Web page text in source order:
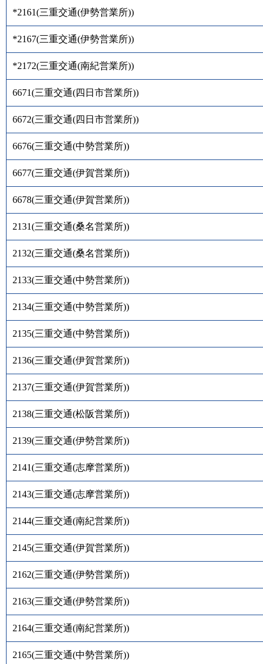
*2161(三重交通(伊勢営業所))
*2167(三重交通(伊勢営業所))
*2172(三重交通(南紀営業所))
6671(三重交通(四日市営業所))
6672(三重交通(四日市営業所))
6676(三重交通(中勢営業所))
6677(三重交通(伊賀営業所))
6678(三重交通(伊賀営業所))
2131(三重交通(桑名営業所))
2132(三重交通(桑名営業所))
2133(三重交通(中勢営業所))
2134(三重交通(中勢営業所))
2135(三重交通(中勢営業所))
2136(三重交通(伊賀営業所))
2137(三重交通(伊賀営業所))
2138(三重交通(松阪営業所))
2139(三重交通(伊勢営業所))
2141(三重交通(志摩営業所))
2143(三重交通(志摩営業所))
2144(三重交通(南紀営業所))
2145(三重交通(伊賀営業所))
2162(三重交通(伊勢営業所))
2163(三重交通(伊勢営業所))
2164(三重交通(南紀営業所))
2165(三重交通(中勢営業所))